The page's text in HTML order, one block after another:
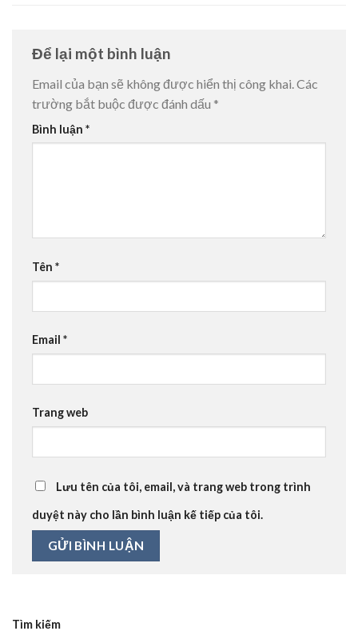
Để lại một bình luận
Email của bạn sẽ không được hiển thị công khai. Các
trường bắt buộc được đánh dấu *
Bình luận *
Tên *
Email *
Trang web
Lưu tên của tôi, email, và trang web trong trình
duyệt này cho lần bình luận kế tiếp của tôi.
Tìm kiếm